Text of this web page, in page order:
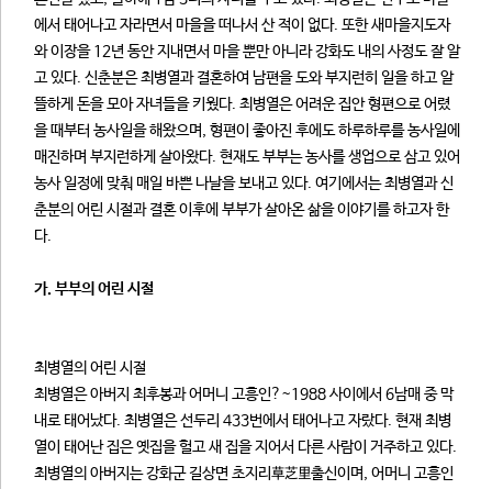
에서 태어나고 자라면서 마을을 떠나서 산 적이 없다. 또한 새마을지도자
와 이장을 12년 동안 지내면서 마을 뿐만 아니라 강화도 내의 사정도 잘 알
고 있다. 신춘분은 최병열과 결혼하여 남편을 도와 부지런히 일을 하고 알
뜰하게 돈을 모아 자녀들을 키웠다. 최병열은 어려운 집안 형편으로 어렸
을 때부터 농사일을 해왔으며, 형편이 좋아진 후에도 하루하루를 농사일에
매진하며 부지런하게 살아왔다. 현재도 부부는 농사를 생업으로 삼고 있어
농사 일정에 맞춰 매일 바쁜 나날을 보내고 있다. 여기에서는 최병열과 신
춘분의 어린 시절과 결혼 이후에 부부가 살아온 삶을 이야기를 하고자 한
다.
가. 부부의 어린 시절
최병열의 어린 시절
최병열은 아버지 최후봉과 어머니 고흥인?~1988 사이에서 6남매 중 막
내로 태어났다. 최병열은 선두리 433번에서 태어나고 자랐다. 현재 최병
열이 태어난 집은 옛집을 헐고 새 집을 지어서 다른 사람이 거주하고 있다.
최병열의 아버지는 강화군 길상면 초지리草芝里출신이며, 어머니 고흥인